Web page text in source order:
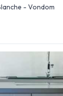
- Vondom